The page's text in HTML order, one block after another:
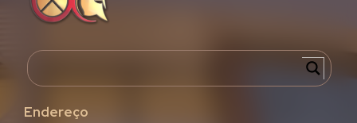
Endereço